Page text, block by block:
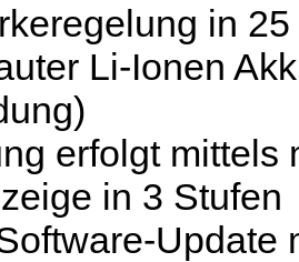
in
Li-Ionen
erfolgt mittels
in 3 Stufen
Update